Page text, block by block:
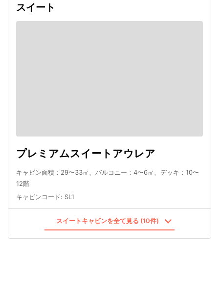
スイート
プレミアムスイートアウレア
キャビン面積：29〜33㎡、バルコニー：4〜6㎡、デッキ：10〜
12階
キャビンコード: SL1
スイートキャビンを全て見る (10件)